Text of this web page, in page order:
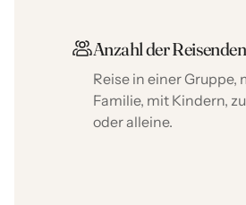
Anzahl der Reisenden
Reise in einer Gruppe,
Familie, mit Kindern,
oder alleine.